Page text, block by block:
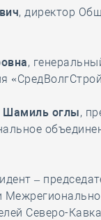
, директор
,
Шамиль оглы,
–
Северо-